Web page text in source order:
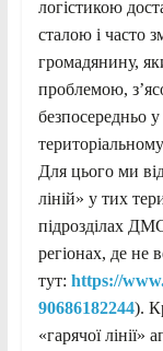
логістикою
сталою і часто
громадянину,
проблемою,
безпосередньо
Для цього ми
ліній» у тих
підрозділах
регіонах, де не
тут: https://
90686182244).
«гарячої